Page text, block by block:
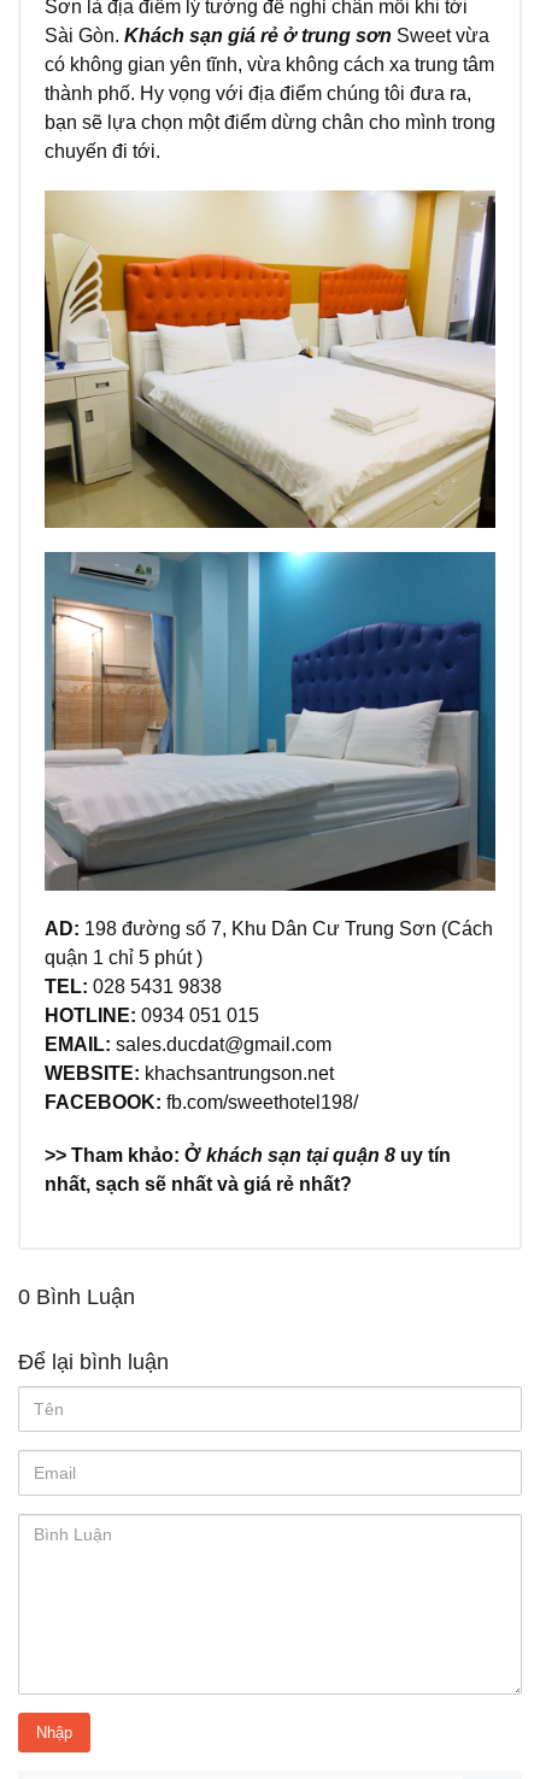
Sơn là địa điểm lý tưởng để nghỉ chân mỗi khi tới
Sài Gòn. Khách sạn giá rẻ ở trung sơn Sweet vừa
có không gian yên tĩnh, vừa không cách xa trung tâm
thành phố. Hy vọng với địa điểm chúng tôi đưa ra,
bạn sẽ lựa chọn một điểm dừng chân cho mình trong
chuyến đi tới.
AD: 198 đường số 7, Khu Dân Cư Trung Sơn (Cách
quận 1 chỉ 5 phút )
TEL: 028 5431 9838
HOTLINE: 0934 051 015
EMAIL: sales.ducdat@gmail.com
WEBSITE: khachsantrungson.net
FACEBOOK: fb.com/sweethotel198/
>> Tham khảo: Ở khách sạn tại quận 8 uy tín
nhất, sạch sẽ nhất và giá rẻ nhất?
0 Bình Luận
Để lại bình luận